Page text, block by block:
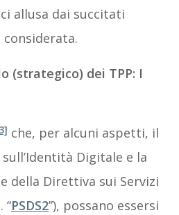
allusa dai succitati
considerata.
(strategico) dei TPP: I
che, per alcuni aspetti, il
Digitale e la
della Direttiva sui Servizi
“PSDS2”), possano essersi